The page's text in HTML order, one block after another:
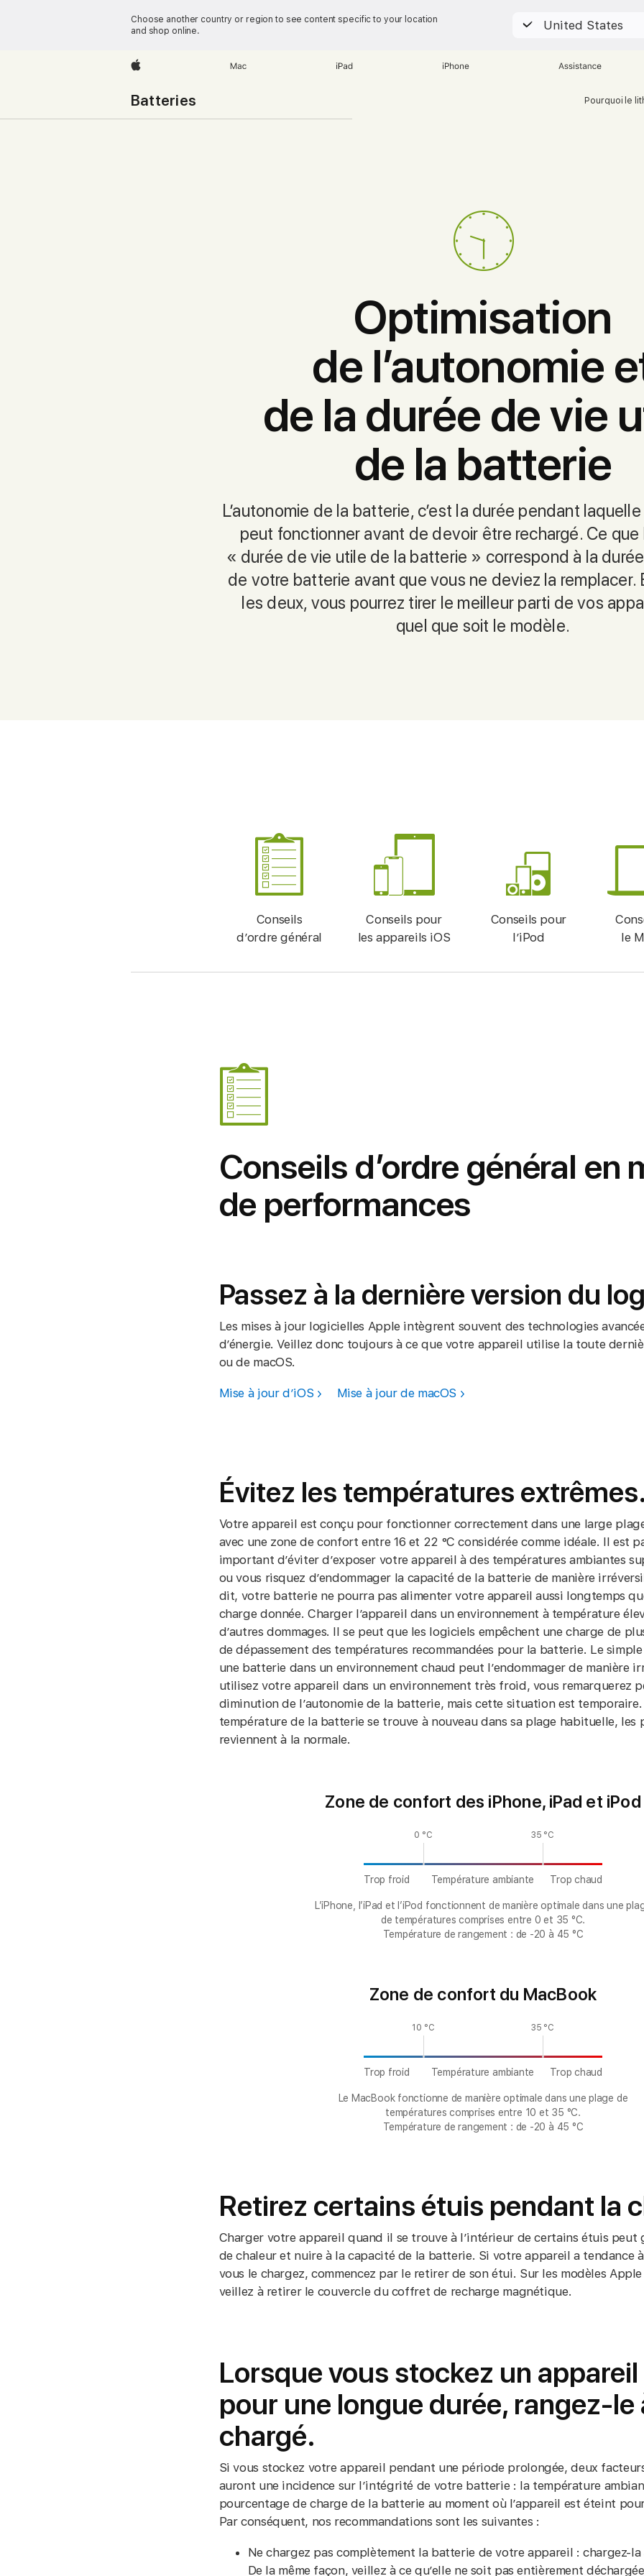
Choose another country or region to see content specific to your location
and shop online.
United States
Apple Mac iPad iPhone Assistance
Batteries Pourquoi le
Optimisation
de l’autonomie
de la durée de vie
de la batterie
L’autonomie de la batterie, c’est la durée pendant
peut fonctionner avant de devoir être rechargé. Ce que
« durée de vie utile de la batterie » correspond à la
de votre batterie avant que vous ne deviez la remplacer.
les deux, vous pourrez tirer le meilleur parti de vos
quel que soit le modèle.
Conseils
d’ordre général
Conseils pour
les appareils iOS
Conseils pour
l’iPod
le
Conseils d’ordre général en
de performances
Passez à la dernière version du
Les mises à jour logicielles Apple intègrent souvent des technologies
d’énergie. Veillez donc toujours à ce que votre appareil utilise la toute
ou de macOS.
Mise à jour d’iOS Mise à jour de macOS
Évitez les températures extrêmes.
Votre appareil est conçu pour fonctionner correctement dans une large
avec une zone de confort entre 16 et 22 °C considérée comme idéale. Il est
important d’éviter d’exposer votre appareil à des températures ambiantes
ou vous risquez d’endommager la capacité de la batterie de manière
dit, votre batterie ne pourra pas alimenter votre appareil aussi longtemps
charge donnée. Charger l’appareil dans un environ­nement à température
d’autres dommages. Il se peut que les logiciels empêchent une charge de
de dépassement des températures recommandées pour la batterie. Le
une batterie dans un environ­nement chaud peut l’endommager de manière
utilisez votre appareil dans un environ­nement très froid, vous remarquerez
diminution de l’autonomie de la batterie, mais cette situation est
température de la batterie se trouve à nouveau dans sa plage habituelle, les
reviennent à la normale.
Zone de confort des iPhone, iPad et iPod
0 °C 35 °C
Trop froid Température ambiante Trop chaud
L’iPhone, l’iPad et l’iPod fonctionnent de manière optimale dans une
de températures comprises entre 0 et 35 °C.
Température de rangement : de -20 à 45 °C
Zone de confort du MacBook
10 °C 35 °C
Trop froid Température ambiante Trop chaud
Le MacBook fonctionne de manière optimale dans une plage de
températures comprises entre 10 et 35 °C.
Température de rangement : de -20 à 45 °C
Retirez certains étuis pendant la
Charger votre appareil quand il se trouve à l’intérieur de certains étuis peut
de chaleur et nuire à la capacité de la batterie. Si votre appareil a tendance
vous le chargez, commencez par le retirer de son étui. Sur les modèles
veillez à retirer le couvercle du coffret de recharge magnétique.
Lorsque vous stockez un appareil
pour une longue durée, rangez-le
chargé.
Si vous stockez votre appareil pendant une période prolongée, deux
auront une incidence sur l’intégrité de votre batterie : la température
pourcentage de charge de la batterie au moment où l’appareil est éteint
Par conséquent, nos recommandations sont les suivantes :
Ne chargez pas complètement la batterie de votre appareil : chargez-la
De la même façon, veillez à ce qu’elle ne soit pas entièrement